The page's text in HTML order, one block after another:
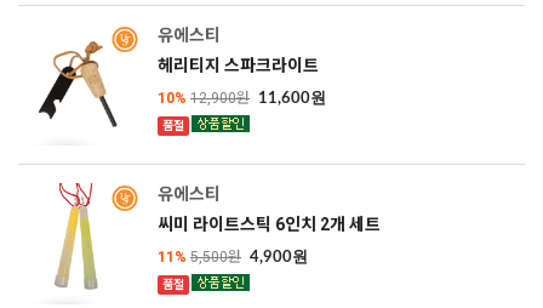
SOLD OUT
SOLD OUT
유에스티
헤리티지 스파크라이트
10% 12,900원 11,600원
품절
유에스티
씨미 라이트스틱 6인치 2개 세트
11% 5,500원 4,900원
품절